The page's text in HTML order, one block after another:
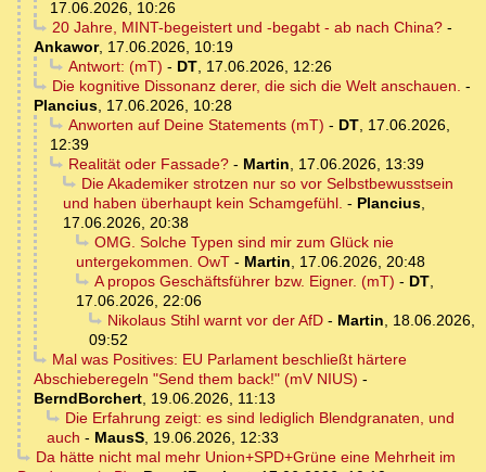
17.06.2026, 10:26
20 Jahre, MINT-begeistert und -begabt - ab nach China?-
Ankawor, 17.06.2026, 10:19
Antwort: (mT) - DT, 17.06.2026, 12:26
Die kognitive Dissonanz derer, die sich die Welt anschauen. -
Plancius, 17.06.2026, 10:28
Anworten auf Deine Statements (mT) - DT, 17.06.2026,
12:39
Realität oder Fassade?- Martin, 17.06.2026, 13:39
Die Akademiker strotzen nur so vor Selbstbewusstsein
und haben überhaupt kein Schamgefühl. - Plancius,
17.06.2026, 20:38
OMG. Solche Typen sind mir zum Glück nie
untergekommen. OwT - Martin, 17.06.2026, 20:48
A propos Geschäftsführer bzw. Eigner. (mT) - DT,
17.06.2026, 22:06
Nikolaus Stihl warnt vor der AfD- Martin, 18.06.2026,
09:52
Mal was Positives: EU Parlament beschließt härtere
Abschieberegeln "Send them back!" (mV NIUS) -
BerndBorchert, 19.06.2026, 11:13
Die Erfahrung zeigt: es sind lediglich Blendgranaten, und
auch - MausS, 19.06.2026, 12:33
Da hätte nicht mal mehr Union+SPD+Grüne eine Mehrheit im